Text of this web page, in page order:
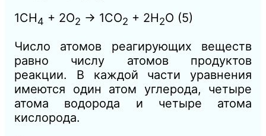
1СН4 + 2О2 → 1СО2 + 2Н2О (5)
Число атомов реагирующих веществ
равно числу атомов продуктов
реакции. В каждой части уравнения
имеются один атом углерода, четыре
атома водорода и четыре атома
кислорода.